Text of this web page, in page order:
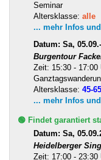
Seminar
Altersklasse: alle
... mehr Infos
Datum: Sa,
Burgentour
Zeit: 15:30 - 17:00
Altersklasse: 45-65
... mehr Infos
🟢 Findet garantiert
Datum: Sa,
Heidelberger
Zeit: 17:00 - 23:30